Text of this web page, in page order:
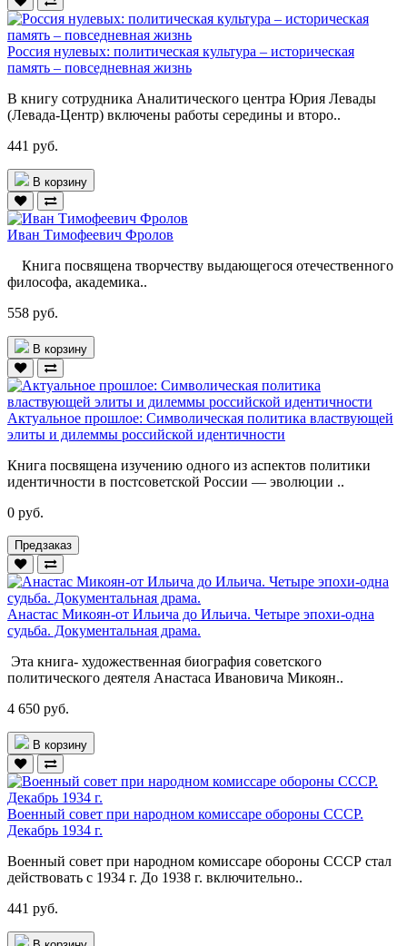
Россия нулевых: политическая культура – историческая
память – повседневная жизнь
В книгу сотрудника Аналитического центра Юрия Левады
(Левада-Центр) включены работы середины и второ..
441 руб.
В корзину
Иван Тимофеевич Фролов
Книга посвящена творчеству выдающегося отечественного
философа, академика..
558 руб.
В корзину
Актуальное прошлое: Символическая политика властвующей
элиты и дилеммы российской идентичности
Книга посвящена изучению одного из аспектов политики
идентичности в постсоветской России — эволюции ..
0 руб.
Предзаказ
Анастас Микоян-от Ильича до Ильича. Четыре эпохи-одна
судьба. Документальная драма.
Эта книга- художественная биография советского
политического деятеля Анастаса Ивановича Микоян..
4 650 руб.
В корзину
Военный совет при народном комиссаре обороны СССР.
Декабрь 1934 г.
Военный совет при народном комиссаре обороны СССР стал
действовать с 1934 г. До 1938 г. включительно..
441 руб.